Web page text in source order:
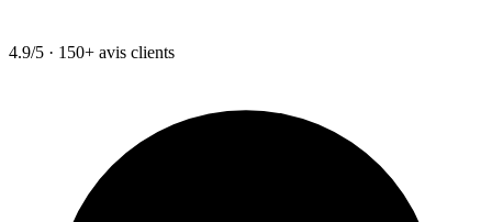
4.9/5 · 150+ avis clients